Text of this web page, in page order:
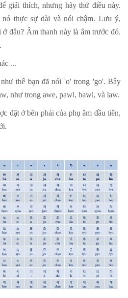
giải thích, nhưng hãy thử điều này.
thực sự dài và nói chậm. Lưu ý,
ở đâu? Âm thanh này là âm trước đó.
...
thể bạn đã nói 'o' trong 'go'. Bây
như trong awe, pawl, bawl, và law.
đặt ở bên phải của phụ âm đầu tiên,